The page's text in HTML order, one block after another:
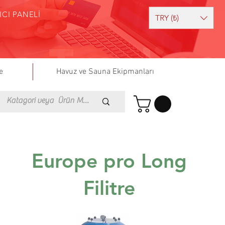
PANELİ TRY (₺)
Havuz ve Sauna Ekipmanları
Europe pro Long
Filitre